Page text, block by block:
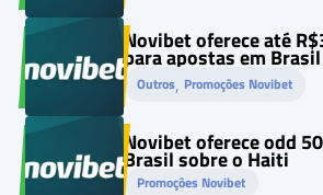
Novibet oferece até
para apostas em
Outros, Promoções Novibet
Novibet oferece odd
Brasil sobre o Haiti
Promoções Novibet